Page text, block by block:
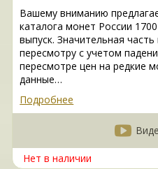
Вашему вниманию
каталога монет России
выпуск. Значительная
пересмотру с учетом
пересмотре цен на редкие
данные…
Подробнее
Нет в наличии